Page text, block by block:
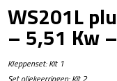
WS201L
– 5,51 Kw
Kleppenset: Kit 1